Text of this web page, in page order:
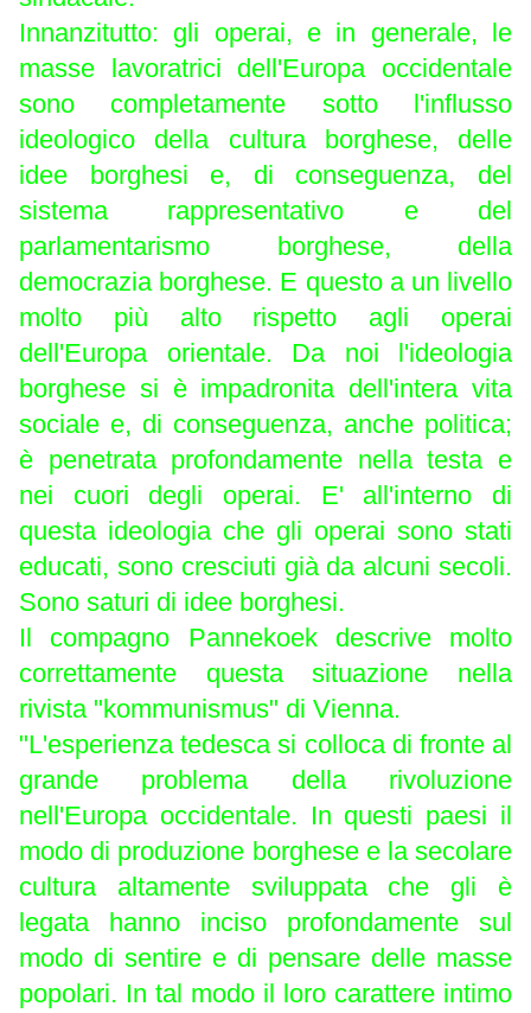
Innanzitutto: gli operai, e in generale, le
masse lavoratrici dell'Europa occidentale
sono completamente sotto l'influsso
ideologico della cultura borghese, delle
idee borghesi e, di conseguenza, del
sistema rappresentativo e del
parlamentarismo borghese, della
democrazia borghese. E questo a un livello
molto più alto rispetto agli operai
dell'Europa orientale. Da noi l'ideologia
borghese si è impadronita dell'intera vita
sociale e, di conseguenza, anche politica;
è penetrata profondamente nella testa e
nei cuori degli operai. E' all'interno di
questa ideologia che gli operai sono stati
educati, sono cresciuti già da alcuni secoli.
Sono saturi di idee borghesi.
Il compagno Pannekoek descrive molto
correttamente questa situazione nella
rivista "kommunismus" di Vienna.
"L'esperienza tedesca si colloca di fronte al
grande problema della rivoluzione
nell'Europa occidentale. In questi paesi il
modo di produzione borghese e la secolare
cultura altamente sviluppata che gli è
legata hanno inciso profondamente sul
modo di sentire e di pensare delle masse
popolari. In tal modo il loro carattere intimo